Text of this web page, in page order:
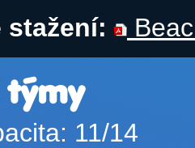
stažení:
11/14